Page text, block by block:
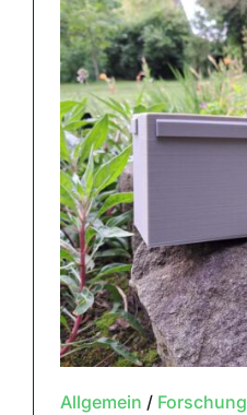
Allgemein / Forschung